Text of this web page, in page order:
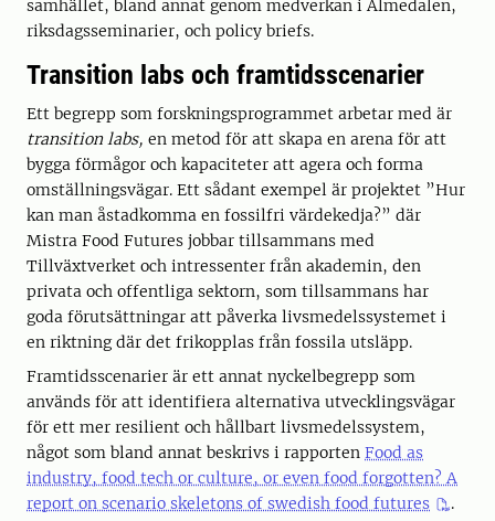
samhället, bland annat genom medverkan i Almedalen,
riksdagsseminarier, och policy briefs.
Transition labs och framtidsscenarier
Ett begrepp som forskningsprogrammet arbetar med är
transition labs, en metod för att skapa en arena för att
bygga förmågor och kapaciteter att agera och forma
omställningsvägar. Ett sådant exempel är projektet ”Hur
kan man åstadkomma en fossilfri värdekedja?” där
Mistra Food Futures jobbar tillsammans med
Tillväxtverket och intressenter från akademin, den
privata och offentliga sektorn, som tillsammans har
goda förutsättningar att påverka livsmedelssystemet i
en riktning där det frikopplas från fossila utsläpp.
Framtidsscenarier är ett annat nyckelbegrepp som
används för att identifiera alternativa utvecklingsvägar
för ett mer resilient och hållbart livsmedelssystem,
något som bland annat beskrivs i rapporten Food as
industry, food tech or culture, or even food forgotten? A
report on scenario skeletons of swedish food futures
.